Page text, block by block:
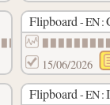
Flipboard - EN :
15/06/2026
Flipboard - EN :